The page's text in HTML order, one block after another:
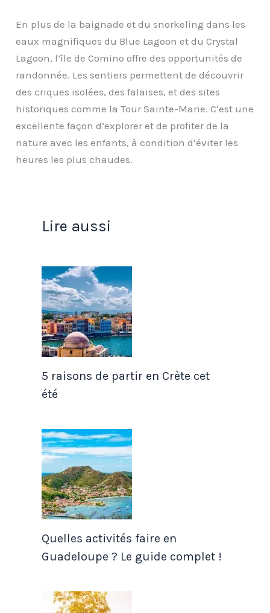
En plus de la baignade et du snorkeling dans les
eaux magnifiques du Blue Lagoon et du Crystal
Lagoon, l’île de Comino offre des opportunités de
randonnée. Les sentiers permettent de découvrir
des criques isolées, des falaises, et des sites
historiques comme la Tour Sainte-Marie. C’est une
excellente façon d’explorer et de profiter de la
nature avec les enfants, à condition d’éviter les
heures les plus chaudes.
Lire aussi
5 raisons de partir en Crète cet
été
Quelles activités faire en
Guadeloupe ? Le guide complet !